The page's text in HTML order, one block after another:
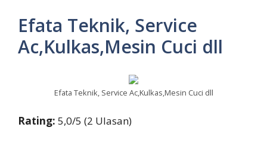
Efata Teknik, Service
Ac,Kulkas,Mesin Cuci dll
Efata Teknik, Service Ac,Kulkas,Mesin Cuci dll
Rating: 5,0/5 (2 Ulasan)